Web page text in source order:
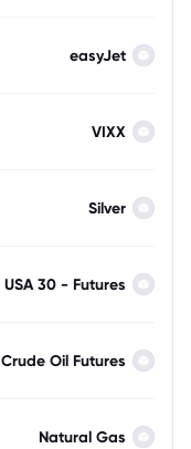
easyJet
VIXX
Silver
USA 30 - Futures
Crude Oil Futures
Natural Gas